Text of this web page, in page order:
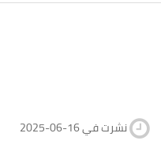
2025-06-16 نشرت في